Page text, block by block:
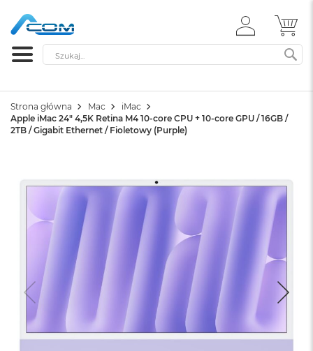
ZALOGUJ
SIĘ
Szukaj
Strona główna Mac
iMac
Apple iMac 24" 4,5K Retina M4 10-core CPU + 10-core GPU / 16GB /
2TB / Gigabit Ethernet / Fioletowy (Purple)